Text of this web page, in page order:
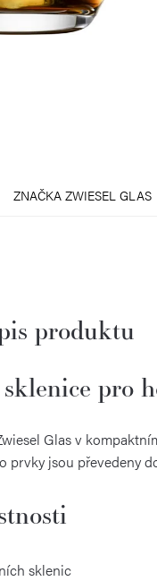
ZNAČKA ZWIESEL GLAS
produktu
pro
Glas v
prvky jsou převedeny
sklenic